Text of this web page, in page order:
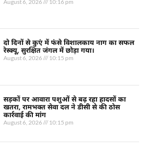
August 6, 2026 10:16 pm
दो दिनों से कुएं में फंसे विशालकाय नाग का सफल
रेस्क्यू, सुरक्षित जंगल में छोड़ा गया।
August 6, 2026 10:15 pm
सड़कों पर आवारा पशुओं से बढ़ रहा हादसों का
खतरा, रामभक्त सेवा दल ने डीसी से की ठोस
कार्रवाई की मांग
August 6, 2026 10:15 pm